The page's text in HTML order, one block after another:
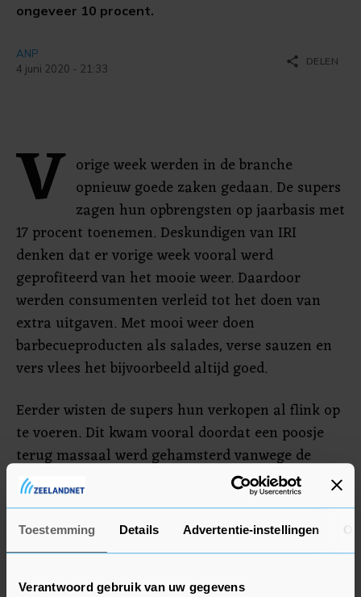
Toestemming Details Advertentie-instellingen
Verantwoord gebruik van uw gegevens
ongeveer 10 procent.
ANP
4 juni 2020 - 21:33
share DELEN
V orige week werden in de branche
opnieuw goede zaken gedaan. De supers
zagen hun opbrengsten op jaarbasis met
17 procent toenemen. Deskundigen van IRI
denken dat er vorige week vooral werd
geprofiteerd van het mooie weer. Daardoor
werden consumenten verleid tot het doen van
extra uitgaven. Met mooi weer doen
barbecueproducten als salades, verse sauzen en
vers vlees het bijvoorbeeld altijd goed.
Eerder wisten de supers hun verkopen al flink op
te voeren. Dit kwam vooral doordat een poosje
terug massaal werd gehamsterd vanwege de
uitbraak van het coronavirus.